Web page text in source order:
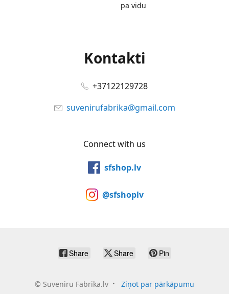
pa vidu
Kontakti
+37122129728
suvenirufabrika@gmail.com
Connect with us
sfshop.lv
@sfshoplv
Share Share Pin
© Suveniru Fabrika.lv Ziņot par pārkāpumu